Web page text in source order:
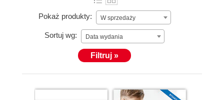
Pokaż produkty: W sprzedaży
Sortuj wg: Data wydania
Filtruj »